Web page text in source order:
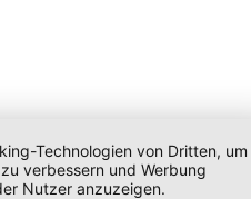
Technologien von Dritten, um
verbessern und Werbung
Nutzer anzuzeigen.